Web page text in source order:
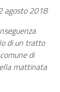
agosto 2018
di un tratto
di
mattinata